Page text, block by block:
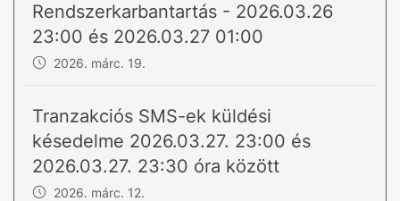
Rendszerkarbantartás - 2026.03.26
23:00 és 2026.03.27 01:00
2026. márc. 19.
Tranzakciós SMS-ek küldési
késedelme 2026.03.27. 23:00 és
2026.03.27. 23:30 óra között
2026. márc. 12.